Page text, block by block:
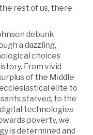
rest of us, there
debunk
a dazzling,
choices
From vivid
of the Middle
elite to
starved, to the
technologies
poverty, we
is determined and